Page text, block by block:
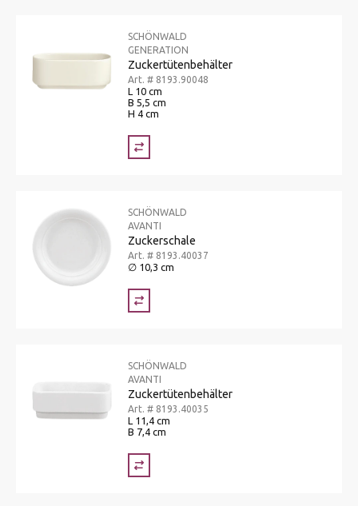
SCHÖNWALD
GENERATION
Zuckertütenbehälter
Art. # 8193.90048
L 10 cm
B 5,5 cm
H 4 cm
SCHÖNWALD
AVANTI
Zuckerschale
Art. # 8193.40037
∅ 10,3 cm
SCHÖNWALD
AVANTI
Zuckertütenbehälter
Art. # 8193.40035
L 11,4 cm
B 7,4 cm